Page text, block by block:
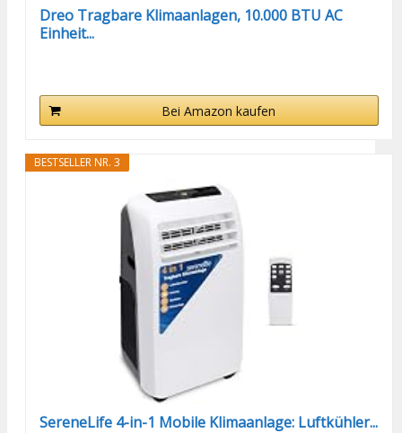
Dreo Tragbare Klimaanlagen, 10.000 BTU AC
Einheit...
Bei Amazon kaufen
BESTSELLER NR. 3
SereneLife 4-in-1 Mobile Klimaanlage: Luftkühler...